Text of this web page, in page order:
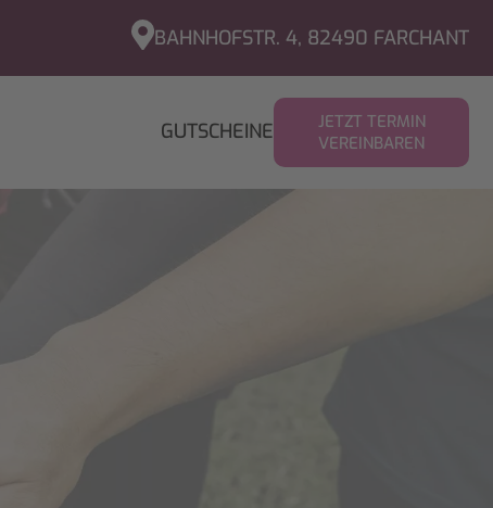
GUTSCHEINE
JETZT TERMIN
VEREINBAREN
BAHNHOFSTR. 4, 82490 FARCHANT